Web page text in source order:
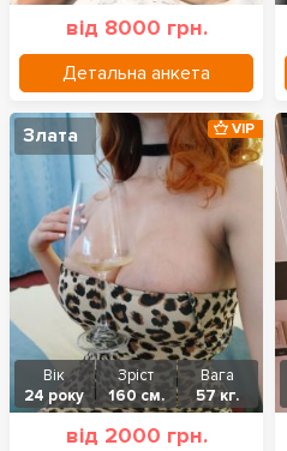
від 8000 грн.
Детальна анкета
Злата
Вік
24 року
Зріст
160 см.
Вага
57 кг.
від 2000 грн.
VIP